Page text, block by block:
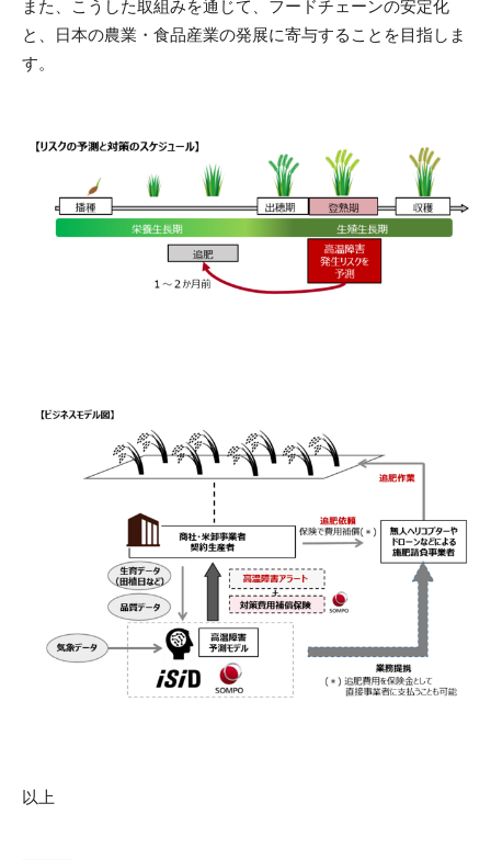
また、こうした取組みを通じて、フードチェーンの安定化
と、日本の農業・食品産業の発展に寄与することを目指しま
す。
以上